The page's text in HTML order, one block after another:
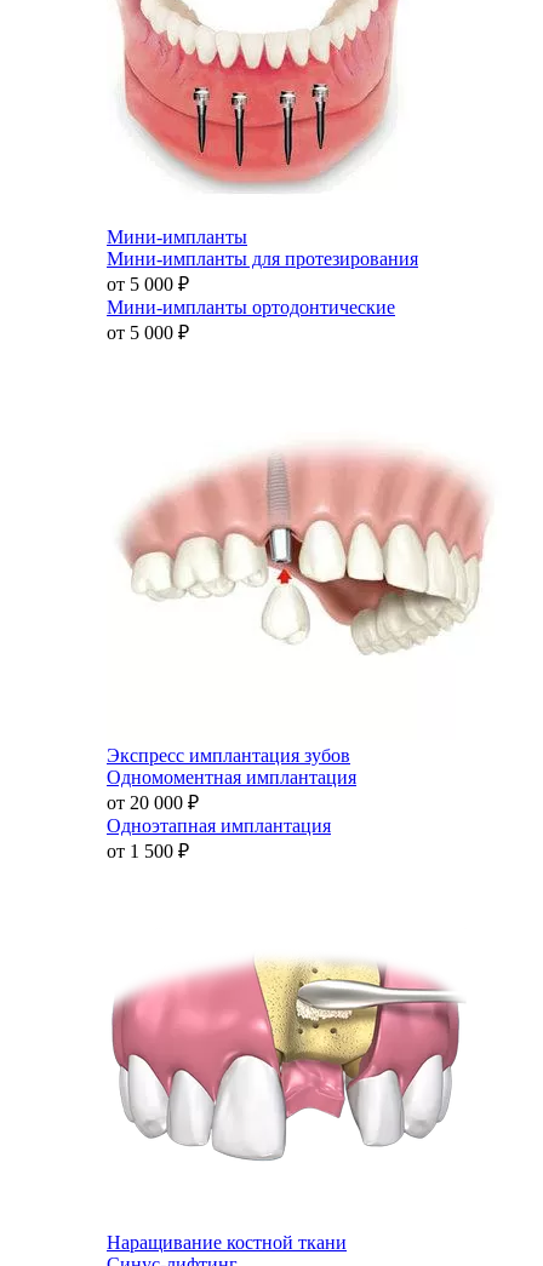
Мини-импланты
Мини-импланты для протезирования
от 5 000 ₽
Мини-импланты ортодонтические
от 5 000 ₽
Экспресс имплантация зубов
Одномоментная имплантация
от 20 000 ₽
Одноэтапная имплантация
от 1 500 ₽
Наращивание костной ткани